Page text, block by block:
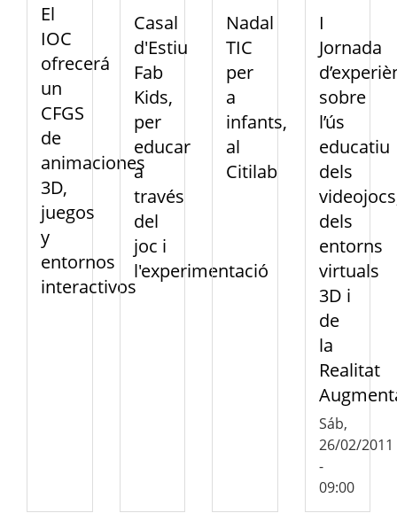
El
IOC
ofrecerá
un
CFGS
de
animaciones
3D,
juegos
y
entornos
interactivos
Casal
d'Estiu
Fab
Kids,
per
educar
a
través
del
joc i
l'experimentació
Nadal
TIC
per
a
infants,
al
Citilab
I
Jornada
sobre
l’ús
educatiu
dels
dels
entorns
virtuals
3D i
de
la
Realitat
Sáb,
26/02/2011
-
09:00